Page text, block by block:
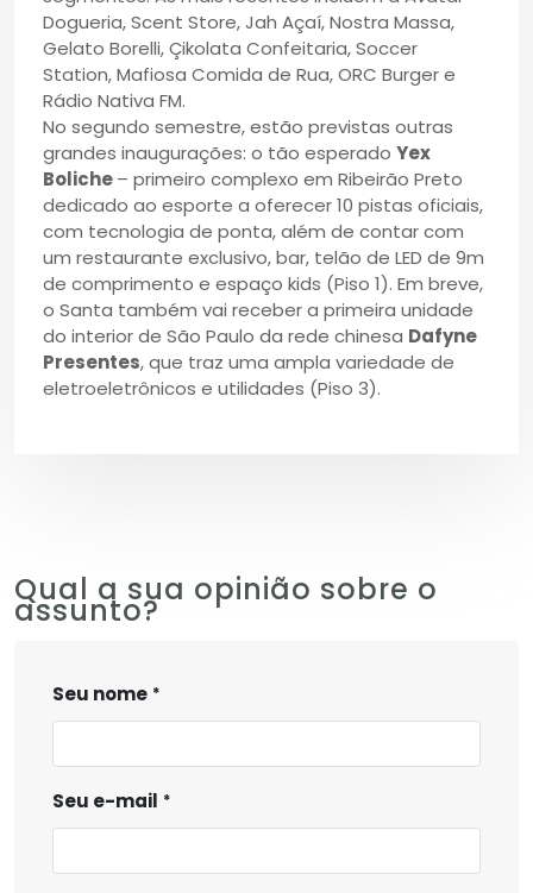
Dogueria, Scent Store, Jah Açaí, Nostra Massa,
Gelato Borelli, Çikolata Confeitaria, Soccer
Station, Mafiosa Comida de Rua, ORC Burger e
Rádio Nativa FM.
No segundo semestre, estão previstas outras
grandes inaugurações: o tão esperado Yex
Boliche– primeiro complexo em Ribeirão Preto
dedicado ao esporte a oferecer 10 pistas oficiais,
com tecnologia de ponta, além de contar com
um restaurante exclusivo, bar, telão de LED de 9m
de comprimento e espaço kids (Piso 1). Em breve,
o Santa também vai receber a primeira unidade
do interior de São Paulo da rede chinesa Dafyne
Presentes, que traz uma ampla variedade de
eletroeletrônicos e utilidades (Piso 3).
Qual a sua opinião sobre o
assunto?
Seu nome
Seu e-mail